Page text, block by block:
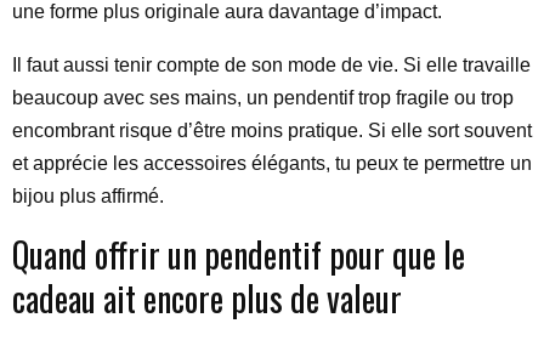
une forme plus originale aura davantage d’impact.
Il faut aussi tenir compte de son mode de vie. Si elle travaille
beaucoup avec ses mains, un pendentif trop fragile ou trop
encombrant risque d’être moins pratique. Si elle sort souvent
et apprécie les accessoires élégants, tu peux te permettre un
bijou plus affirmé.
Quand offrir un pendentif pour que le
cadeau ait encore plus de valeur